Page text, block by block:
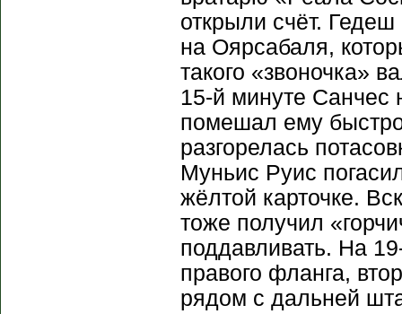
открыли счёт.
на Оярсабаля,
такого «звоночка»
15-й минуте Санчес
помешал ему
разгорелась
Муньис Руис
жёлтой карточке.
тоже получил
поддавливать. На
правого фланга,
рядом с дальней